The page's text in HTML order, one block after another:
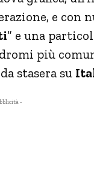
e con
” e una
più
stasera su
-